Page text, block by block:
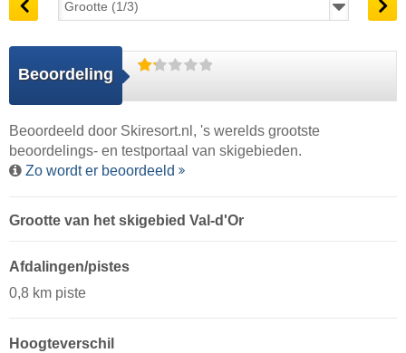
Beoordeling
Beoordeeld door Skiresort.nl , 's werelds grootste
beoordelings- en testportaal van skigebieden.
Zo wordt er beoordeeld
Grootte van het skigebied Val-d'Or
Afdalingen/pistes
0,8 km piste
Hoogteverschil